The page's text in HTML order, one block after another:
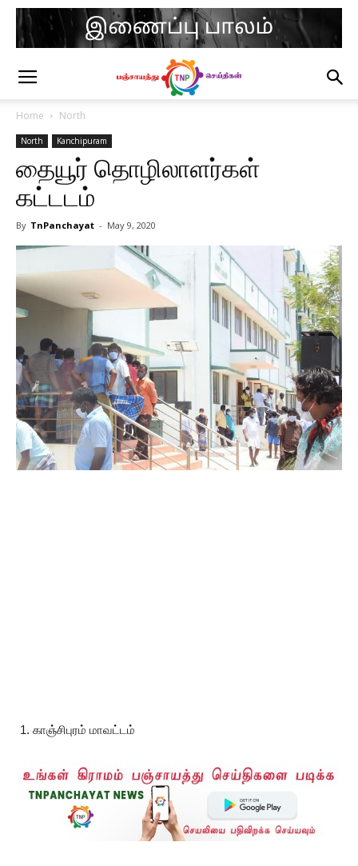
Home North
North Kanchipuram
தையூர் தொழிலாளர்கள்
கட்டடம்
By TnPanchayat - May 9, 2020
காஞ்சிபுரம் மாவட்டம்